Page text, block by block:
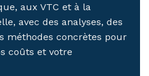
aux VTC et à la
avec des analyses, des
méthodes concrètes pour
coûts et votre